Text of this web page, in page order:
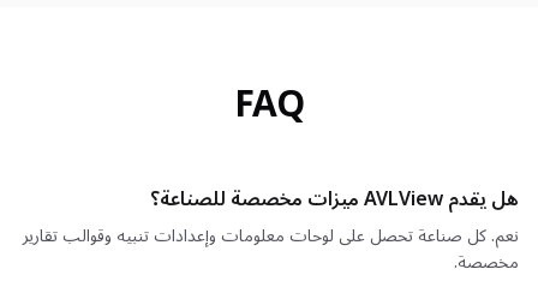
FAQ
هل يقدم AVLView ميزات مخصصة للصناعة؟
نعم. كل صناعة تحصل على لوحات معلومات وإعدادات تنبيه وقوالب تقارير
مخصصة.